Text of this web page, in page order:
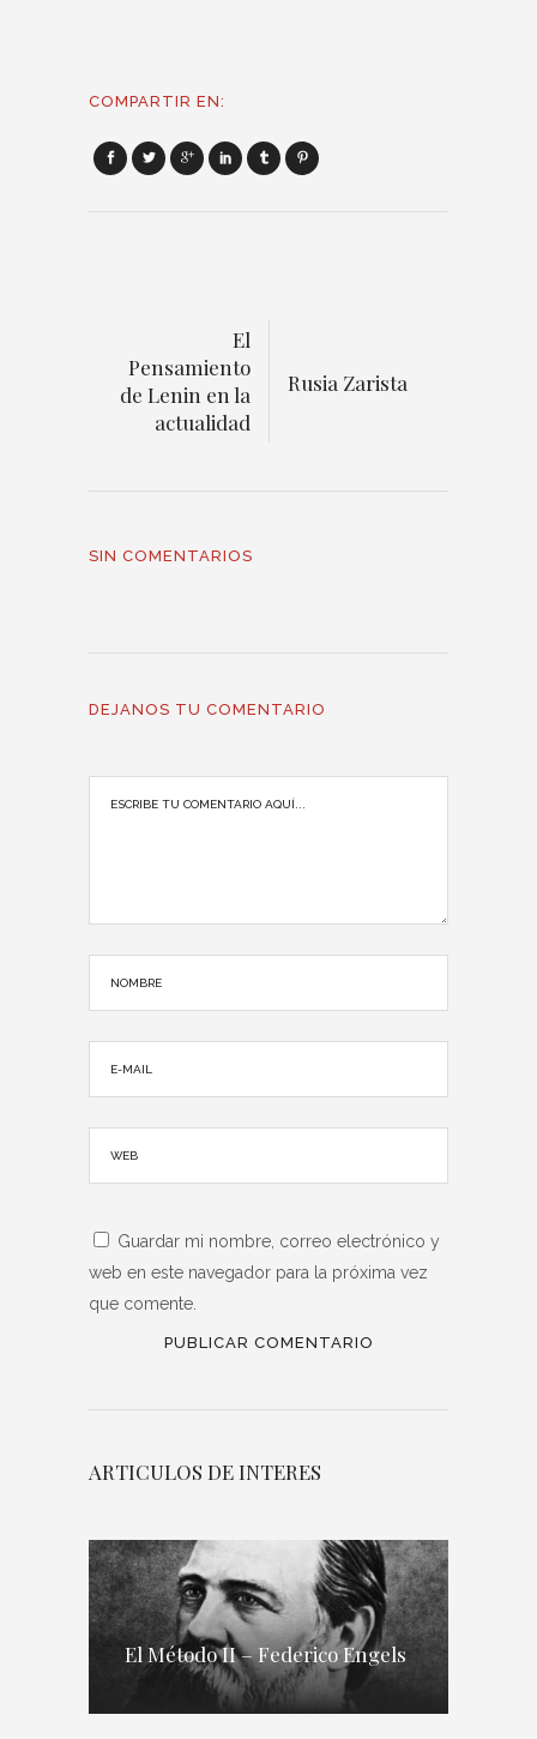
COMPARTIR EN:
El
Pensamiento
de Lenin en la
actualidad
Rusia Zarista
SIN COMENTARIOS
DEJANOS TU COMENTARIO
Guardar mi nombre, correo electrónico y
web en este navegador para la próxima vez
que comente.
ARTICULOS DE INTERES
El Método II – Federico Engels